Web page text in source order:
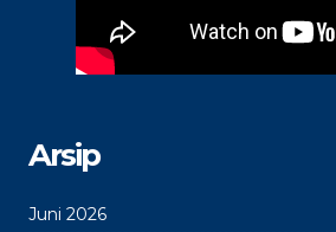
Arsip
Juni 2026